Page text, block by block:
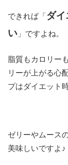
できれば「 ダ
い 」ですよね。
脂質もカロリー
リーが上がる心
プはダイエット
ゼリーやムース
美味しいですよ♪